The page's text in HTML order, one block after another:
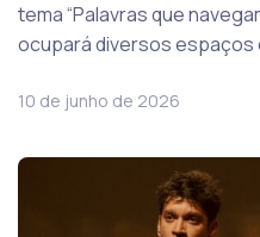
tema “Palavras que
ocupará diversos espaços
10 de junho de 2026